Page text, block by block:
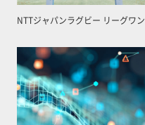
NTTジャパンラグビー リーグワン